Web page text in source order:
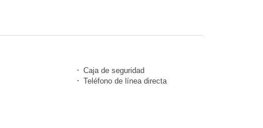
Caja de seguridad
Teléfono de línea directa